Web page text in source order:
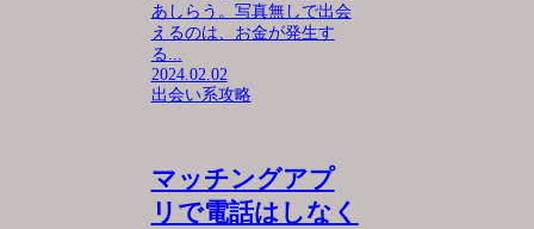
あしらう。写真無しで出会
えるのは、お金が発生す
る...
2024.02.02
出会い系攻略
マッチングアプ
リで電話はしなく